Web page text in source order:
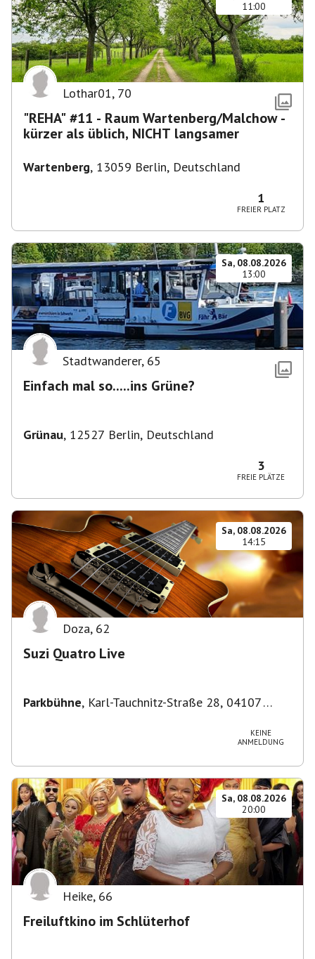
11:00
Lothar01, 70
"REHA" #11 - Raum Wartenberg/Malchow -
kürzer als üblich, NICHT langsamer
Wartenberg, 13059 Berlin, Deutschland
1
FREIER PLATZ
Sa, 08.08.2026
13:00
Stadtwanderer, 65
Einfach mal so.....ins Grüne?
Grünau, 12527 Berlin, Deutschland
3
FREIE PLÄTZE
Sa, 08.08.2026
14:15
Doza, 62
Suzi Quatro Live
Parkbühne, Karl-Tauchnitz-Straße 28, 04107
KEINE
ANMELDUNG
Sa, 08.08.2026
20:00
Heike, 66
Freiluftkino im Schlüterhof